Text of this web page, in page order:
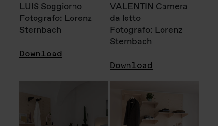
LUIS Soggiorno
Fotografo: Lorenz
Sternbach
Download
VALENTIN Camera
da letto
Fotografo: Lorenz
Sternbach
Download